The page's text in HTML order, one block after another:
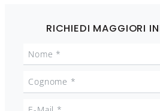
RICHIEDI MAGGIORI